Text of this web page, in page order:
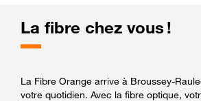
La fibre chez vous !
La Fibre Orange arrive à Broussey-
votre quotidien. Avec la fibre optique,